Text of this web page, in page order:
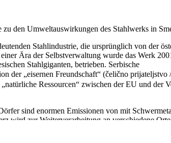
den Umweltauswirkungen des Stahlwerks in
Stahlindustrie, die ursprünglich von der
Ära der Selbstverwaltung wurde das Werk
Stahlgiganten, betrieben. Serbische
der „eisernen Freundschaft“ (čelično
Ressourcen“ zwischen der EU und der
sind enormen Emissionen von mit
wird zur Weiterverarbeitung an verschiedene
zwischen den Arbeiter*innen und dem Werk ist
auch Belastungen aufgrund fehlender